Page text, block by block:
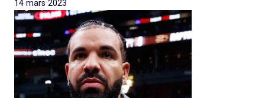
14 mars 2023